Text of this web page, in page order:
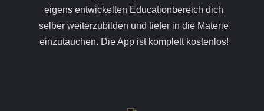
eigens entwickelten Educationbereich dich
selber weiterzubilden und tiefer in die Materie
einzutauchen. Die App ist komplett kostenlos!